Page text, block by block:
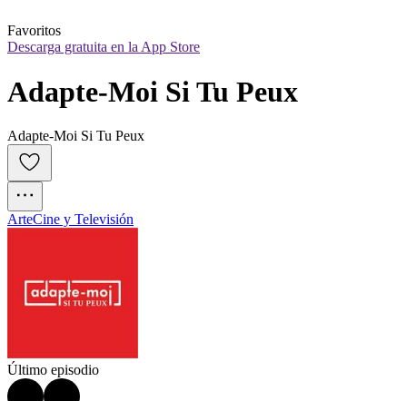
Favoritos
Descarga gratuita en la App Store
Adapte-Moi Si Tu Peux
Adapte-Moi Si Tu Peux
ArteCine y Televisión
Último episodio